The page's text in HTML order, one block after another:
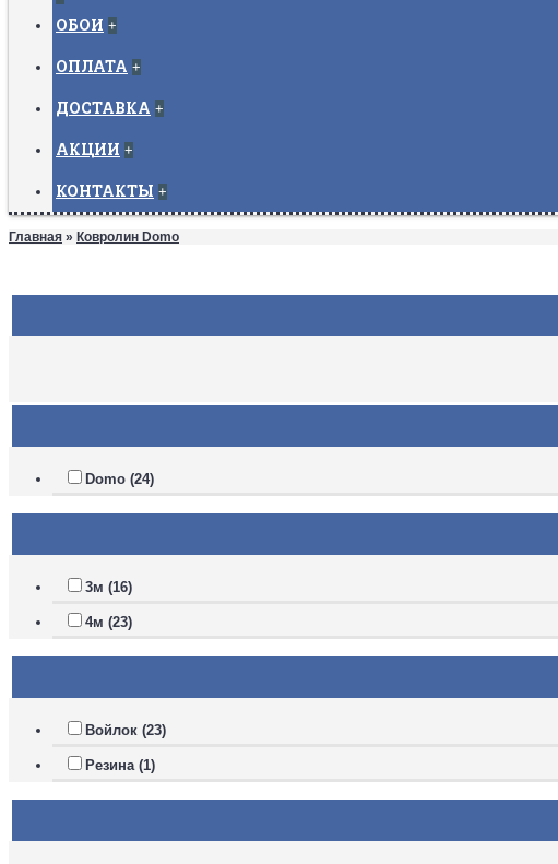
ОБОИ +
ОПЛАТА +
ДОСТАВКА +
АКЦИИ +
КОНТАКТЫ +
Главная » Ковролин Domo
Domo (24)
3м (16)
4м (23)
Войлок (23)
Резина (1)